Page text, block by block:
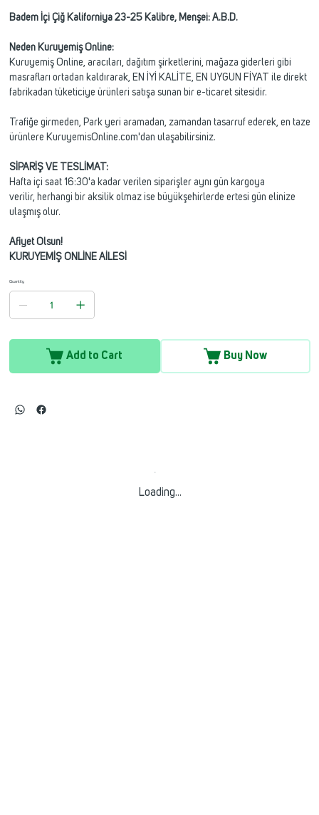
Badem İçi Çiğ Kaliforniya 23-25 Kalibre, Menşei: A.B.D.
Neden Kuruyemiş Online:
Kuruyemiş Online, aracıları, dağıtım şirketlerini, mağaza giderleri gibi
masrafları ortadan kaldırarak, EN İYİ KALİTE, EN UYGUN FİYAT ile direkt
fabrikadan tüketiciye ürünleri satışa sunan bir e-ticaret sitesidir.
Trafiğe girmeden, Park yeri aramadan, zamandan tasarruf ederek, en taze
ürünlere KuruyemisOnline.com'dan ulaşabilirsiniz.
SİPARİŞ VE TESLİMAT:
Hafta içi saat 16:30'a kadar verilen siparişler aynı gün kargoya
verilir, herhangi bir aksilik olmaz ise büyükşehirlerde ertesi gün elinize
ulaşmış olur.
Afiyet Olsun!
KURUYEMİŞ ONLİNE AİLESİ
Quantity
Add to Cart Buy Now
Loading…